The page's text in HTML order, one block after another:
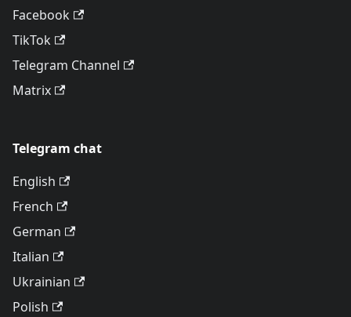
Facebook
TikTok
Telegram Channel
Matrix
Telegram chat
English
French
German
Italian
Ukrainian
Polish